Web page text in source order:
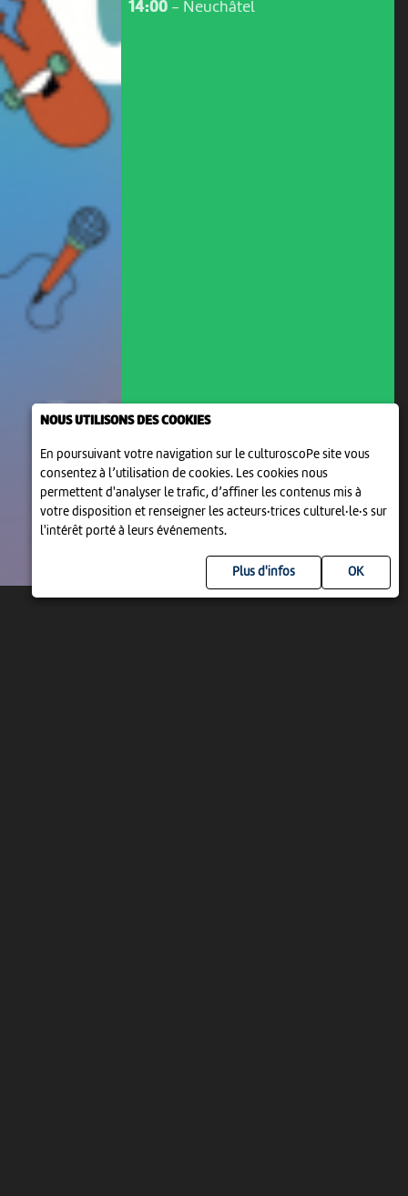
NOUS UTILISONS DES COOKIES
En poursuivant votre navigation sur le culturoscoPe site vous
consentez à l’utilisation de cookies. Les cookies nous
permettent d'analyser le trafic, d’affiner les contenus mis à
votre disposition et renseigner les acteurs·trices culturel·le·s sur
l'intérêt porté à leurs événements.
Plus d'infos
14:00- Neuchâtel